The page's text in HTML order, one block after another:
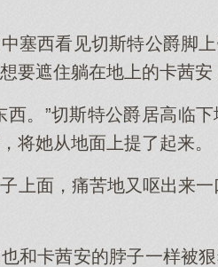
塞西看见切斯特公爵脚
要遮住躺在地上的卡茜安
西。”切斯特公爵居高临
将她从地面上提了起来。
上面，痛苦地又呕出来
和卡茜安的脖子一样被